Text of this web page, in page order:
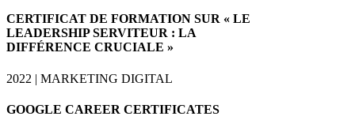
CERTIFICAT DE FORMATION SUR « LE
LEADERSHIP SERVITEUR : LA
DIFFÉRENCE CRUCIALE »
2022 | MARKETING DIGITAL
GOOGLE CAREER CERTIFICATES